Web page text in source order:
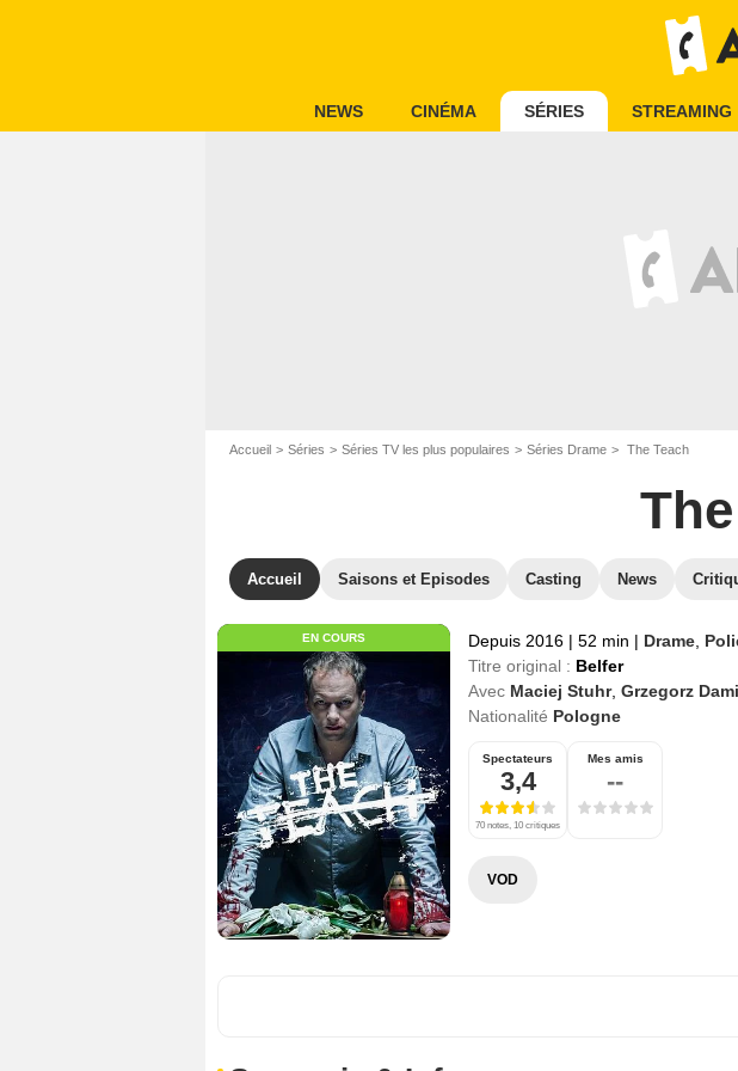
NEWS CINÉMA SÉRIES STREAMING
Accueil Séries Séries TV les plus populaires Séries Drame The Teach
Accueil Saisons et Episodes Casting News
EN COURS Depuis 2016 | 52 min | Drame
Titre original : Belfer
Avec Maciej Stuhr, Grzegorz
Nationalité Pologne
Spectateurs
3,4
70 notes, 10 critiques
Mes amis
--
VOD